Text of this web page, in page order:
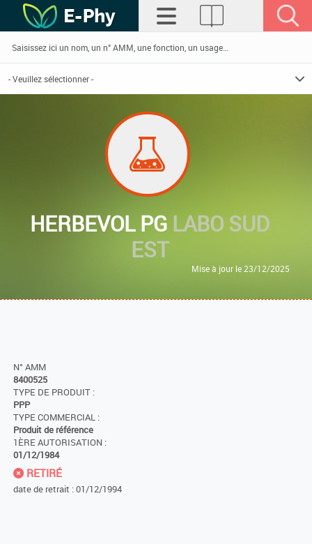
HERBEVOL PG LABO SUD
EST
Mise à jour le 23/12/2025
N° AMM
8400525
TYPE DE PRODUIT :
PPP
TYPE COMMERCIAL :
Produit de référence
1ÈRE AUTORISATION :
01/12/1984
RETIRÉ
date de retrait : 01/12/1994